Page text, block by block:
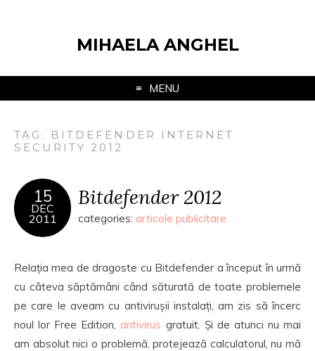
MIHAELA ANGHEL
MENU
TAG: BITDEFENDER INTERNET
SECURITY 2012
15
DEC
2011
Bitdefender 2012
categories: articole publicitare
Relația mea de dragoste cu Bitdefender a început în urmă
cu câteva săptămâni când săturată de toate problemele
pe care le aveam cu antivirușii instalați, am zis să încerc
noul lor Free Edition, antivirus gratuit. Și de atunci nu mai
am absolut nici o problemă, protejează calculatorul, nu mă